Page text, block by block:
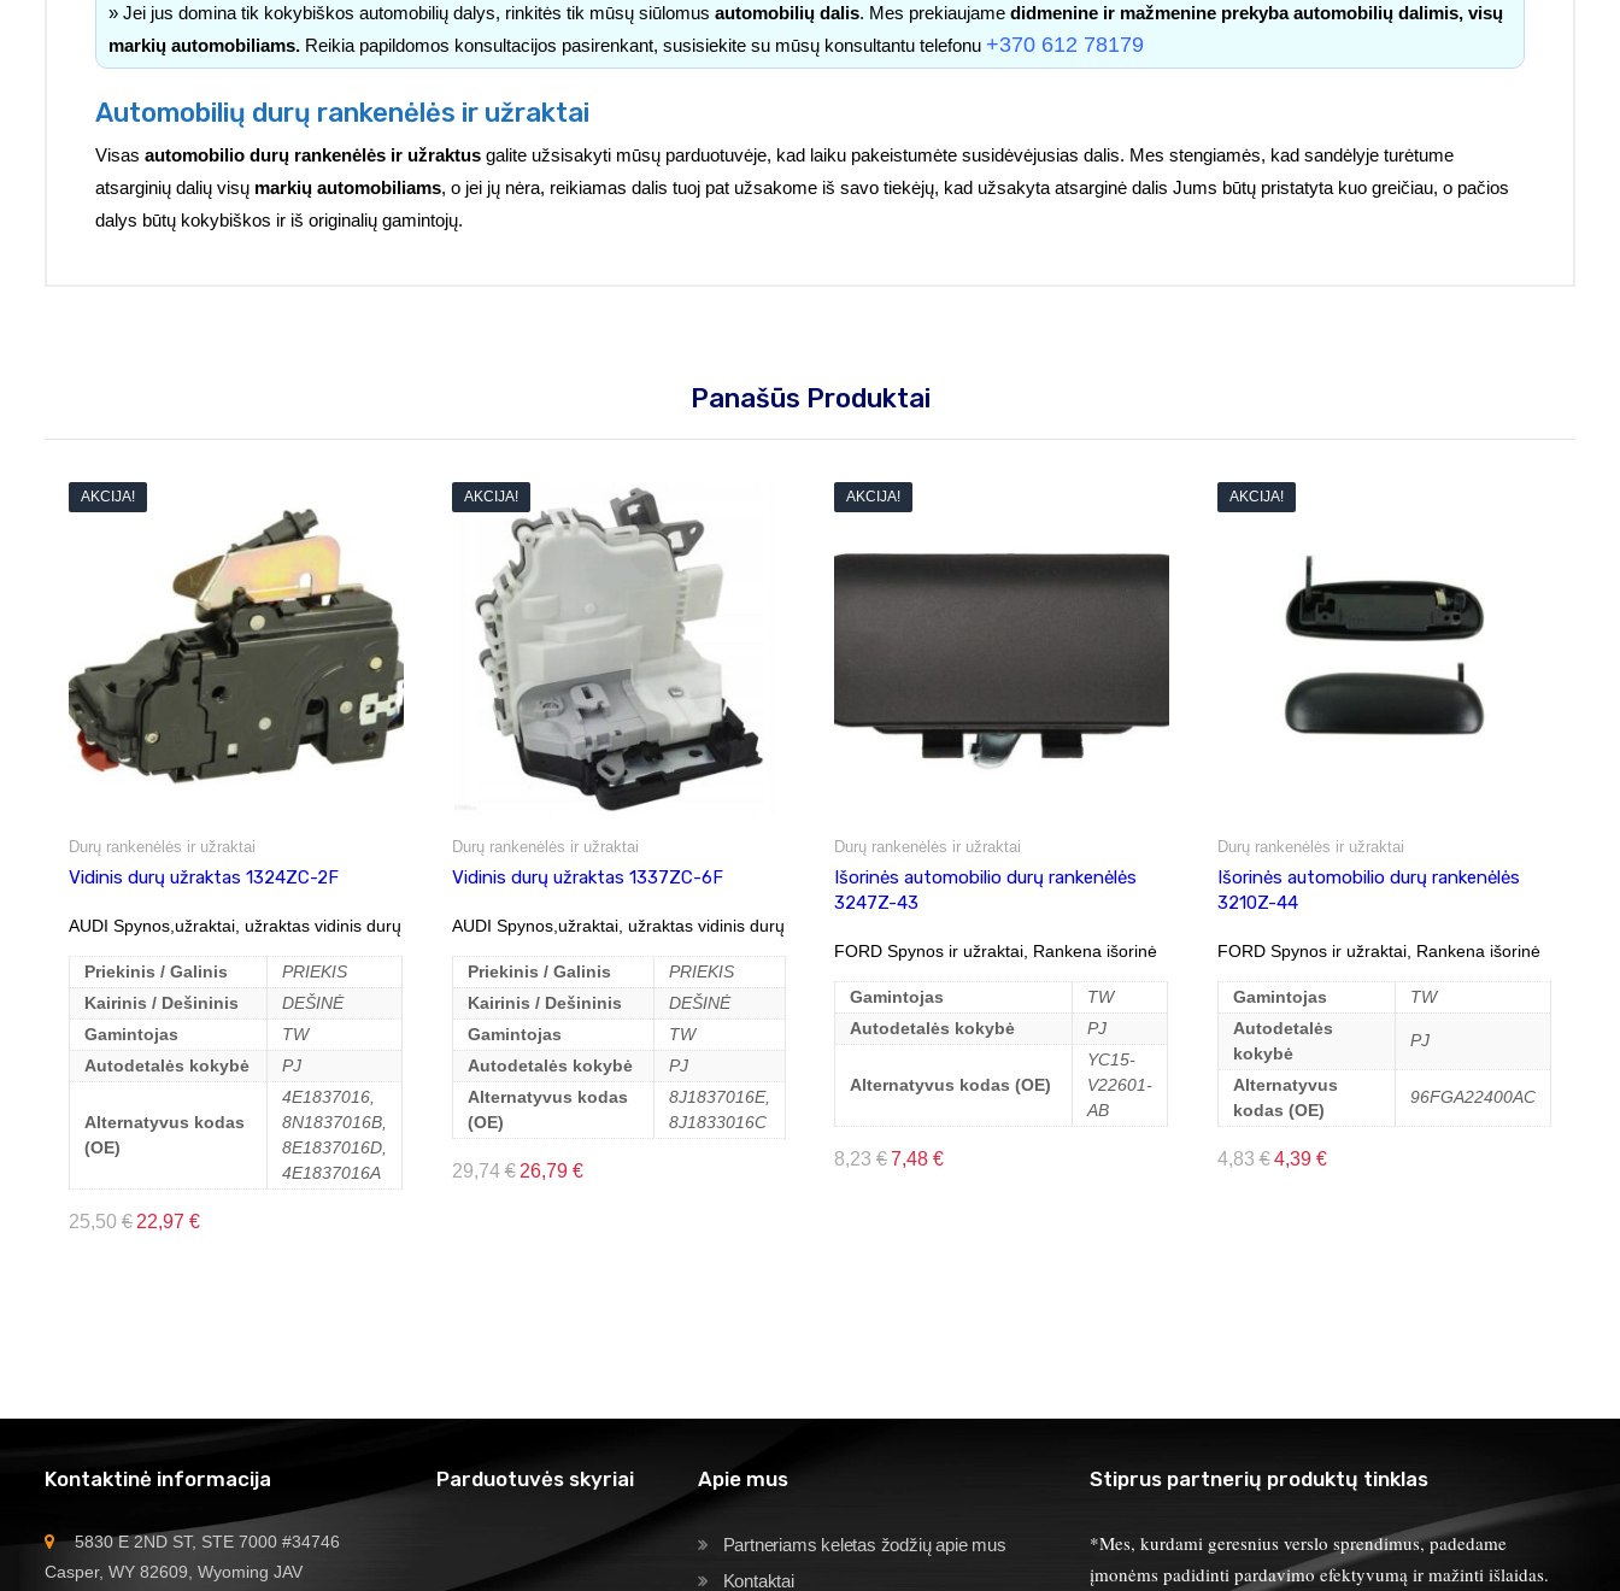
» Jei jus domina tik kokybiškos automobilių dalys, rinkitės tik mūsų siūlomus automobilių dalis. Mes prekiaujame didmenine ir mažmenine prekyba automobilių dalimis, visų
markių automobiliams. Reikia papildomos konsultacijos pasirenkant, susisiekite su mūsų konsultantu telefonu +370 612 78179
Automobilių durų rankenėlės ir užraktai
Visas automobilio durų rankenėlės ir užraktus galite užsisakyti mūsų parduotuvėje, kad laiku pakeistumėte susidėvėjusias dalis. Mes stengiamės, kad sandėlyje turėtume
atsarginių dalių visų markių automobiliams, o jei jų nėra, reikiamas dalis tuoj pat užsakome iš savo tiekėjų, kad užsakyta atsarginė dalis Jums būtų pristatyta kuo greičiau, o pačios
dalys būtų kokybiškos ir iš originalių gamintojų.
Panašūs Produktai
AKCIJA!
Durų rankenėlės ir užraktai
Vidinis durų užraktas 1324ZC-2F
AUDI Spynos,užraktai, užraktas vidinis durų
Priekinis / Galinis
PRIEKIS
Kairinis / Dešininis
DEŠINĖ
Gamintojas
TW
Autodetalės kokybė
PJ
Alternatyvus kodas
(OE)
4E1837016,
8N1837016B,
8E1837016D,
4E1837016A
25,50 € 22,97 €
AKCIJA!
Durų rankenėlės ir užraktai
Vidinis durų užraktas 1337ZC-6F
AUDI Spynos,užraktai, užraktas vidinis durų
Priekinis / Galinis
PRIEKIS
Kairinis / Dešininis
DEŠINĖ
Gamintojas
TW
Autodetalės kokybė
PJ
Alternatyvus kodas
(OE)
8J1837016E,
8J1833016C
29,74€ 26,79 €
AKCIJA!
Durų rankenėlės ir užraktai
Išorinės automobilio durų rankenėlės
3247Z-43
FORD Spynos ir užraktai, Rankena išorinė
Gamintojas
TW
Autodetalės kokybė
PJ
Alternatyvus kodas (OE)
YC15-
V22601-
AB
8,23 €7,48 €
AKCIJA!
Durų rankenėlės ir užraktai
Išorinės automobilio durų rankenėlės
3210Z-44
FORD Spynos ir užraktai, Rankena išorinė
Gamintojas
TW
Autodetalės
kokybė
PJ
Alternatyvus
kodas (OE)
96FGA22400AC
4,83€ 4,39 €
Kontaktinė informacija
5830 E 2ND ST, STE 7000 #34746
Casper, WY 82609, Wyoming JAV
Parduotuvės skyriai Apie mus
Partneriams keletas žodžių apie mus
Kontaktai
Stiprus partnerių produktų tinklas
*Mes, kurdami geresnius verslo sprendimus, padedame
įmonėms padidinti pardavimo efektyvumą ir mažinti išlaidas.